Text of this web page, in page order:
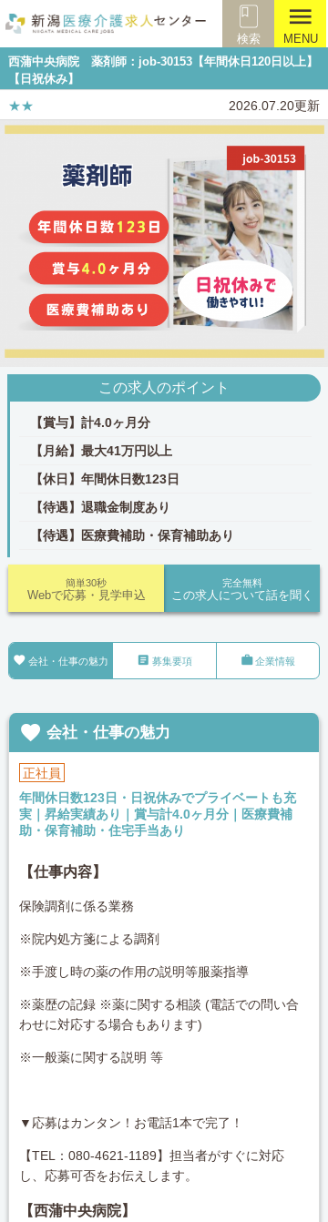
検索
menu
MENU
西蒲中央病院 薬剤師：job-30153【年間休日120日以上】
【日祝休み】
★★ 2026.07.20更新
この求人のポイント
【賞与】計4.0ヶ月分
【月給】最大41万円以上
【休日】年間休日数123日
【待遇】退職金制度あり
【待遇】医療費補助・保育補助あり
完全無料
この求人について話を聞く
簡単30秒
Webで応募・見学申込
 会社・仕事の魅力  募集要項 企業情報
 会社・仕事の魅力
正社員
年間休日数123日・日祝休みでプライベートも充
実｜昇給実績あり｜賞与計4.0ヶ月分｜医療費補
助・保育補助・住宅手当あり
【仕事内容】
保険調剤に係る業務
※院内処方箋による調剤
※手渡し時の薬の作用の説明等服薬指導
※薬歴の記録 ※薬に関する相談 (電話での問い合
わせに対応する場合もあります)
※一般薬に関する説明 等
▼応募はカンタン！お電話1本で完了！
【TEL：080-4621-1189】担当者がすぐに対応
し、応募可否をお伝えします。
【西蒲中央病院】